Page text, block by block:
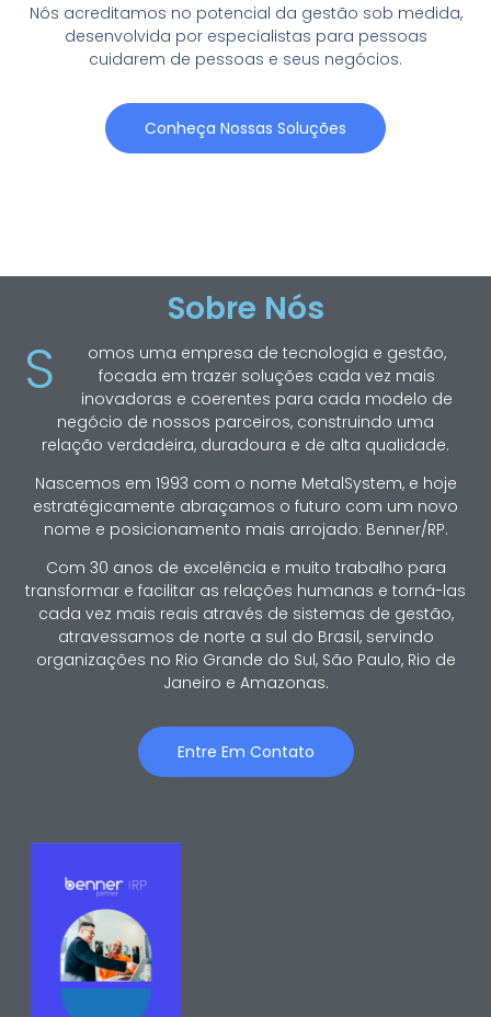
Nós acreditamos no potencial da gestão sob medida,
desenvolvida por especialistas para pessoas
cuidarem de pessoas e seus negócios.
Conheça Nossas Soluções
Sobre Nós
S
omos uma empresa de tecnologia e gestão,
focada em trazer soluções cada vez mais
inovadoras e coerentes para cada modelo de
negócio de nossos parceiros, construindo uma
relação verdadeira, duradoura e de alta qualidade.
Nascemos em 1993 com o nome MetalSystem, e hoje
estratégicamente abraçamos o futuro com um novo
nome e posicionamento mais arrojado: Benner/RP.
Com 30 anos de excelência e muito trabalho para
transformar e facilitar as relações humanas e torná-las
cada vez mais reais através de sistemas de gestão,
atravessamos de norte a sul do Brasil, servindo
organizações no Rio Grande do Sul, São Paulo, Rio de
Janeiro e Amazonas.
Entre Em Contato